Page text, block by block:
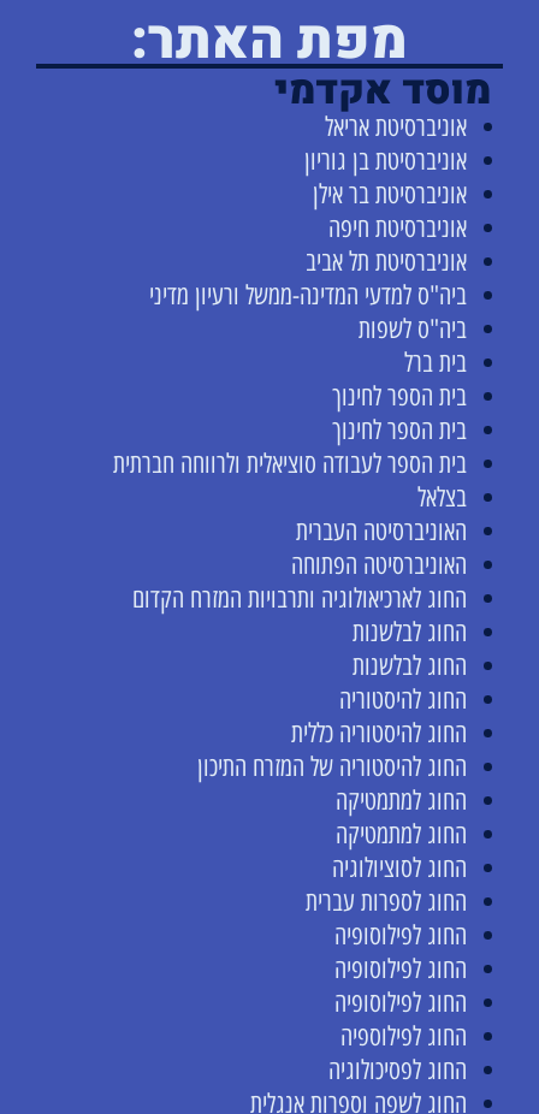
מפת האתר:
מוסד אקדמי
אוניברסיטת אריאל
אוניברסיטת בן גוריון
אוניברסיטת בר אילן
אוניברסיטת חיפה
אוניברסיטת תל אביב
ביה"ס למדעי המדינה-ממשל ורעיון מדיני
ביה"ס לשפות
בית ברל
בית הספר לחינוך
בית הספר לחינוך
בית הספר לעבודה סוציאלית ולרווחה חברתית
בצלאל
האוניברסיטה העברית
האוניברסיטה הפתוחה
החוג לארכיאולוגיה ותרבויות המזרח הקדום
החוג לבלשנות
החוג לבלשנות
החוג להיסטוריה
החוג להיסטוריה כללית
החוג להיסטוריה של המזרח התיכון
החוג למתמטיקה
החוג למתמטיקה
החוג לסוציולוגיה
החוג לספרות עברית
החוג לפילוסופיה
החוג לפילוסופיה
החוג לפילוסופיה
החוג לפילוספיה
החוג לפסיכולוגיה
החוג לשפה וספרות אנגלית